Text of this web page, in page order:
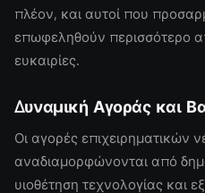
πλέον, και αυτοί που
επωφεληθούν περισσότερο
ευκαιρίες.
Δυναμική Αγοράς και
Οι αγορές επιχειρηματικών
αναδιαμορφώνονται από
υιοθέτηση τεχνολογίας και